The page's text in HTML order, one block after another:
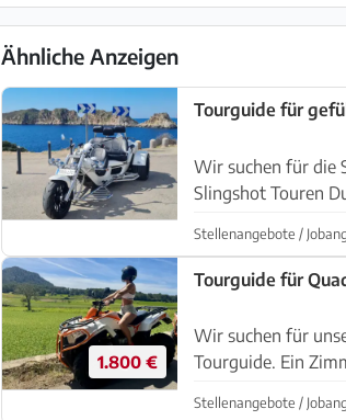
Ähnliche Anzeigen
Tourguide für
Wir suchen für die
Slingshot Touren Du hast Lust, Touristen die wunderschöne Landschaft von
Stellenangebote /
1.800 €
Tourguide für
Wir suchen für
Tourguide. Ein Zimmer mit eigenem Bad ist auf Anfrage verfügbar.
Stellenangebote /